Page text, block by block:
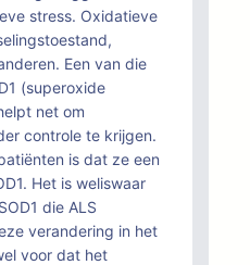
stress. Oxidatieve
Een van die
(superoxide
net om
controle te krijgen.
is dat ze een
Het is weliswaar
die ALS
verandering in het
voor dat het